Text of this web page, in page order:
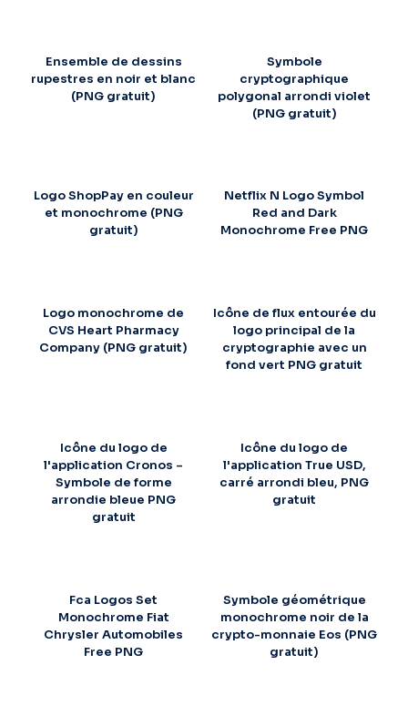
Ensemble de dessins
rupestres en noir et blanc
(PNG gratuit)
Symbole
cryptographique
polygonal arrondi violet
(PNG gratuit)
Logo ShopPay en couleur
et monochrome (PNG
gratuit)
Netflix N Logo Symbol
Red and Dark
Monochrome Free PNG
Logo monochrome de
CVS Heart Pharmacy
Company (PNG gratuit)
Icône de flux entourée du
logo principal de la
cryptographie avec un
fond vert PNG gratuit
Icône du logo de
l'application Cronos –
Symbole de forme
arrondie bleue PNG
gratuit
Icône du logo de
l'application True USD,
carré arrondi bleu, PNG
gratuit
Fca Logos Set
Monochrome Fiat
Chrysler Automobiles
Free PNG
Symbole géométrique
monochrome noir de la
crypto-monnaie Eos (PNG
gratuit)